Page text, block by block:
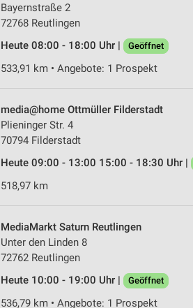
Bayernstraße 2
72768 Reutlingen
Heute 08:00 - 18:00 Uhr |
Geöffnet
533,91 km • Angebote: 1 Prospekt
media@home Ottmüller Filderstadt
Plieninger Str. 4
70794 Filderstadt
Heute 09:00 - 13:00 15:00 - 18:30 Uhr |
518,97 km
MediaMarkt Saturn Reutlingen
Unter den Linden 8
72762 Reutlingen
Heute 10:00 - 19:00 Uhr |
Geöffnet
536,79 km • Angebote: 1 Prospekt